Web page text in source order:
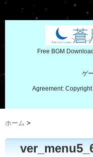
Free BGM
ゲ
Agreement:
ホーム >